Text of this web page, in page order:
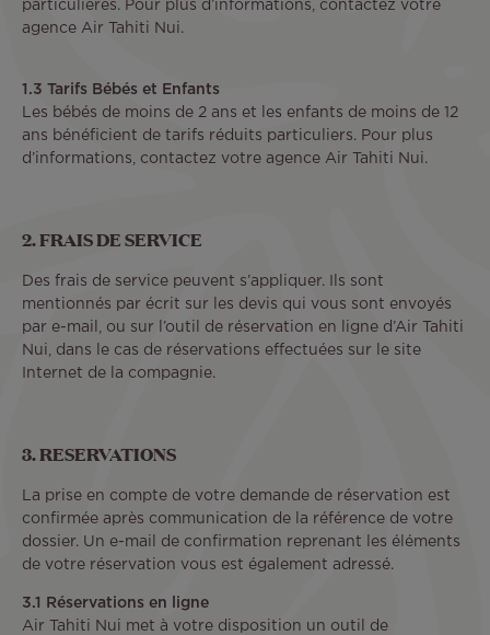
particulières. Pour plus d’informations, contactez votre
agence Air Tahiti Nui.
1.3 Tarifs Bébés et Enfants
Les bébés de moins de 2 ans et les enfants de moins de 12
ans bénéficient de tarifs réduits particuliers. Pour plus
d’informations, contactez votre agence Air Tahiti Nui.
2. FRAIS DE SERVICE
Des frais de service peuvent s’appliquer. Ils sont
mentionnés par écrit sur les devis qui vous sont envoyés
par e-mail, ou sur l’outil de réservation en ligne d’Air Tahiti
Nui, dans le cas de réservations effectuées sur le site
Internet de la compagnie.
3. RESERVATIONS
La prise en compte de votre demande de réservation est
confirmée après communication de la référence de votre
dossier. Un e-mail de confirmation reprenant les éléments
de votre réservation vous est également adressé.
3.1 Réservations en ligne
Air Tahiti Nui met à votre disposition un outil de